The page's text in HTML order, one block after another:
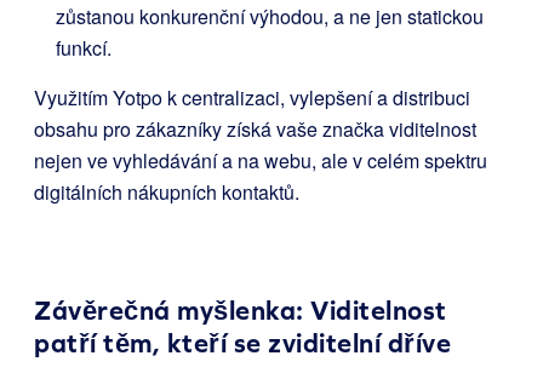
zůstanou konkurenční výhodou, a ne jen statickou
funkcí.
Využitím Yotpo k centralizaci, vylepšení a distribuci
obsahu pro zákazníky získá vaše značka viditelnost
nejen ve vyhledávání a na webu, ale v celém spektru
digitálních nákupních kontaktů.
Závěrečná myšlenka: Viditelnost
patří těm, kteří se zviditelní dříve